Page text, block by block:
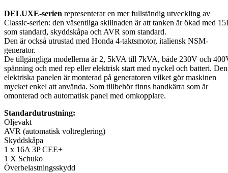
DELUXE-serien representerar en mer fullständig utveckling av
Classic-serien: den väsentliga skillnaden är att tanken är ökad med
som standard, skyddskåpa och AVR som standard.
Den är också utrustad med Honda 4-taktsmotor, italiensk NSM-
generator.
De tillgängliga modellerna är 2, 5kVA till 7kVA, både 230V och
spänning och med rep eller elektrisk start med nyckel och batteri. Den
elektriska panelen är monterad på generatoren vilket gör maskinen
mycket enkel att använda. Som tillbehör finns handkärra som är
omonterad och automatisk panel med omkopplare.
Standardutrustning:
Oljevakt
AVR (automatisk voltreglering)
Skyddskåpa
1 x 16A 3P CEE+
1 X Schuko
Överbelastningsskydd